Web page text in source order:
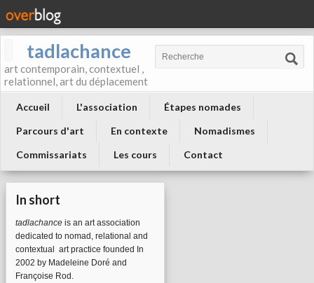
tadlachance
art contemporain, contextuel ,
relationnel, art du déplacement
Accueil L'association
Étapes nomades
Parcours d'art
En contexte
Nomadismes
Commissariats
Les cours Contact
In short
tadlachance is an art association
dedicated to nomad, relational and
contextual art practice founded In
2002 by Madeleine Doré and
Françoise Rod.